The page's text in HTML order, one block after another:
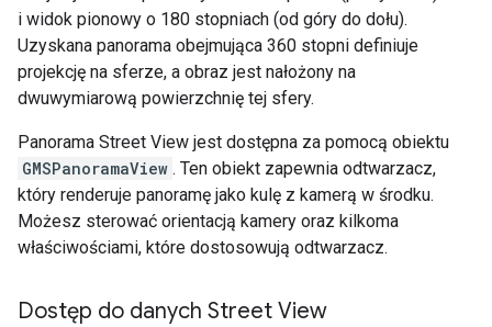
i widok pionowy o 180 stopniach (od góry do dołu).
Uzyskana panorama obejmująca 360 stopni definiuje
projekcję na sferze, a obraz jest nałożony na
dwuwymiarową powierzchnię tej sfery.
Panorama Street View jest dostępna za pomocą obiektu
GMSPanoramaView . Ten obiekt zapewnia odtwarzacz,
który renderuje panoramę jako kulę z kamerą w środku.
Możesz sterować orientacją kamery oraz kilkoma
właściwościami, które dostosowują odtwarzacz.
Dostęp do danych Street View